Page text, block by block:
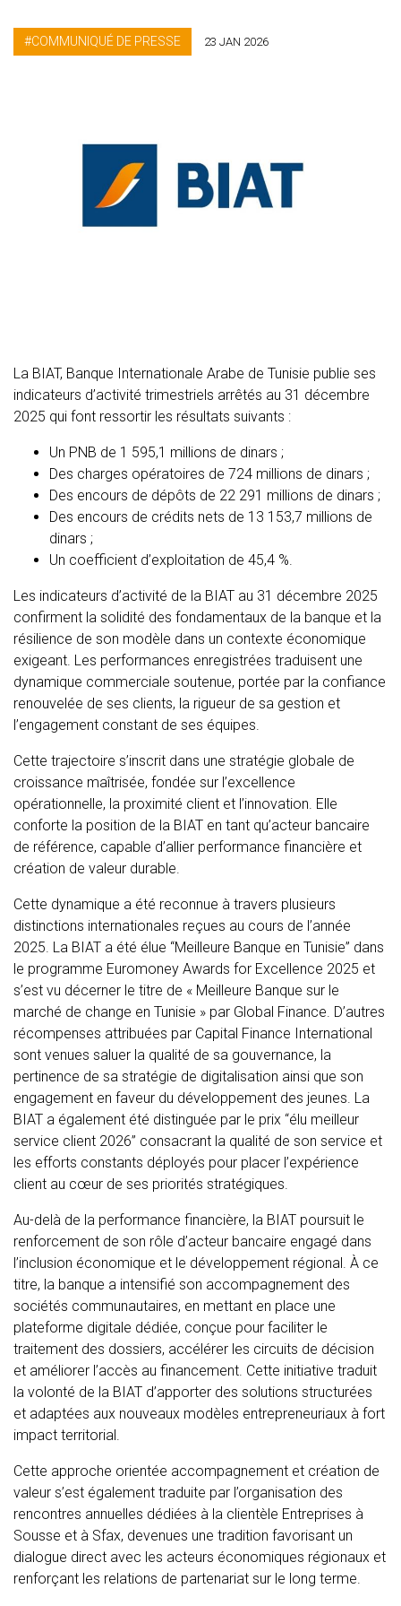
COMMUNIQUÉ DE PRESSE 23 JAN 2026
La BIAT, Banque Internationale Arabe de Tunisie publie ses
indicateurs d’activité trimestriels arrêtés au 31 décembre
2025 qui font ressortir les résultats suivants :
Un PNB de 1 595,1 millions de dinars ;
Des charges opératoires de 724 millions de dinars ;
Des encours de dépôts de 22 291 millions de dinars ;
Des encours de crédits nets de 13 153,7 millions de
dinars ;
Un coefficient d’exploitation de 45,4 %.
Les indicateurs d’activité de la BIAT au 31 décembre 2025
confirment la solidité des fondamentaux de la banque et la
résilience de son modèle dans un contexte économique
exigeant. Les performances enregistrées traduisent une
dynamique commerciale soutenue, portée par la confiance
renouvelée de ses clients, la rigueur de sa gestion et
l’engagement constant de ses équipes.
Cette trajectoire s’inscrit dans une stratégie globale de
croissance maîtrisée, fondée sur l’excellence
opérationnelle, la proximité client et l’innovation. Elle
conforte la position de la BIAT en tant qu’acteur bancaire
de référence, capable d’allier performance financière et
création de valeur durable.
Cette dynamique a été reconnue à travers plusieurs
distinctions internationales reçues au cours de l’année
2025. La BIAT a été élue “Meilleure Banque en Tunisie” dans
le programme Euromoney Awards for Excellence 2025 et
s’est vu décerner le titre de « Meilleure Banque sur le
marché de change en Tunisie » par Global Finance. D’autres
récompenses attribuées par Capital Finance International
sont venues saluer la qualité de sa gouvernance, la
pertinence de sa stratégie de digitalisation ainsi que son
engagement en faveur du développement des jeunes. La
BIAT a également été distinguée par le prix “élu meilleur
service client 2026” consacrant la qualité de son service et
les efforts constants déployés pour placer l’expérience
client au cœur de ses priorités stratégiques.
Au-delà de la performance financière, la BIAT poursuit le
renforcement de son rôle d’acteur bancaire engagé dans
l’inclusion économique et le développement régional. À ce
titre, la banque a intensifié son accompagnement des
sociétés communautaires, en mettant en place une
plateforme digitale dédiée, conçue pour faciliter le
traitement des dossiers, accélérer les circuits de décision
et améliorer l’accès au financement. Cette initiative traduit
la volonté de la BIAT d’apporter des solutions structurées
et adaptées aux nouveaux modèles entrepreneuriaux à fort
impact territorial.
Cette approche orientée accompagnement et création de
valeur s’est également traduite par l’organisation des
rencontres annuelles dédiées à la clientèle Entreprises à
Sousse et à Sfax, devenues une tradition favorisant un
dialogue direct avec les acteurs économiques régionaux et
renforçant les relations de partenariat sur le long terme.